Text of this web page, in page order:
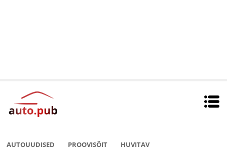
AUTOUUDISED PROOVISÕIT HUVITAV